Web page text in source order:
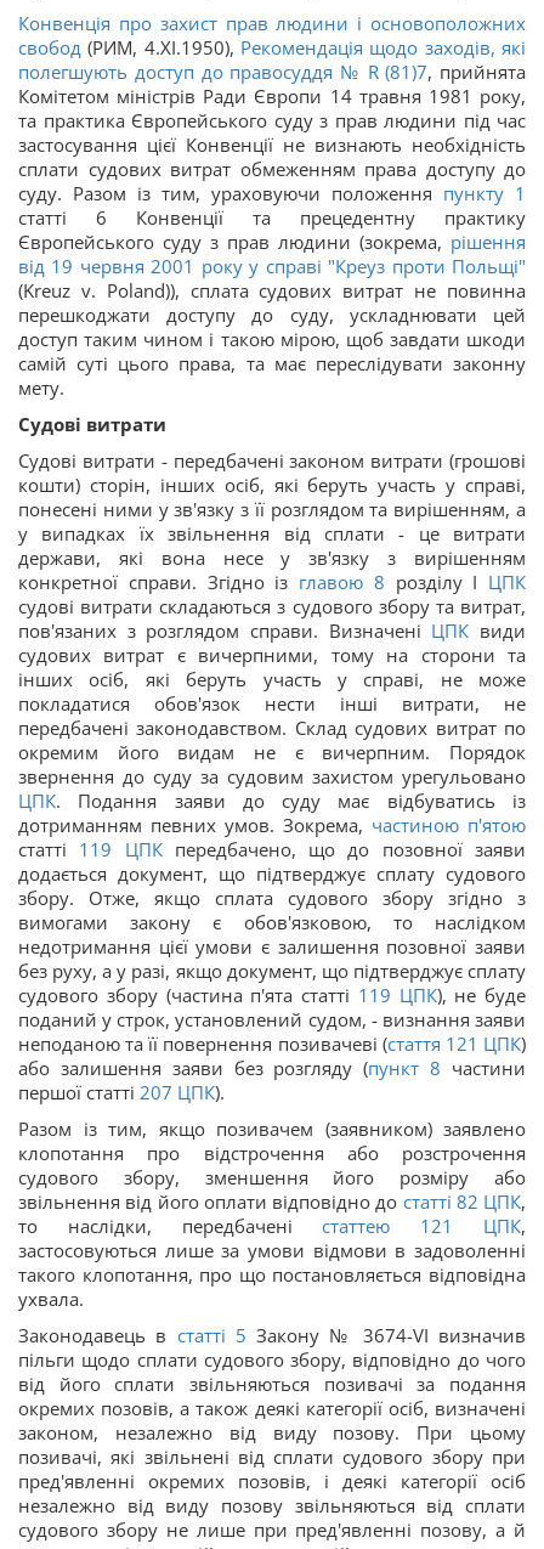
Конвенція про захист прав людини і основоположних
свобод (РИМ, 4.XI.1950), Рекомендація щодо заходів, які
полегшують доступ до правосуддя № R (81)7, прийнята
Комітетом міністрів Ради Європи 14 травня 1981 року,
та практика Європейського суду з прав людини під час
застосування цієї Конвенції не визнають необхідність
сплати судових витрат обмеженням права доступу до
суду. Разом із тим, ураховуючи положення пункту 1
статті 6 Конвенції та прецедентну практику
Європейського суду з прав людини (зокрема, рішення
від 19 червня 2001 року у справі "Креуз проти Польщі"
(Kreuz v. Poland)), сплата судових витрат не повинна
перешкоджати доступу до суду, ускладнювати цей
доступ таким чином і такою мірою, щоб завдати шкоди
самій суті цього права, та має переслідувати законну
мету.
Судові витрати
Судові витрати - передбачені законом витрати (грошові
кошти) сторін, інших осіб, які беруть участь у справі,
понесені ними у зв'язку з її розглядом та вирішенням, а
у випадках їх звільнення від сплати - це витрати
держави, які вона несе у зв'язку з вирішенням
конкретної справи. Згідно із главою 8 розділу I ЦПК
судові витрати складаються з судового збору та витрат,
пов'язаних з розглядом справи. Визначені ЦПК види
судових витрат є вичерпними, тому на сторони та
інших осіб, які беруть участь у справі, не може
покладатися обов'язок нести інші витрати, не
передбачені законодавством. Склад судових витрат по
окремим його видам не є вичерпним. Порядок
звернення до суду за судовим захистом урегульовано
ЦПК. Подання заяви до суду має відбуватись із
дотриманням певних умов. Зокрема, частиною п'ятою
статті 119 ЦПКпередбачено, що до позовної заяви
додається документ, що підтверджує сплату судового
збору. Отже, якщо сплата судового збору згідно з
вимогами закону є обов'язковою, то наслідком
недотримання цієї умови є залишення позовної заяви
без руху, а у разі, якщо документ, що підтверджує сплату
судового збору (частина п'ята статті 119 ЦПК), не буде
поданий у строк, установлений судом, - визнання заяви
неподаною та її повернення позивачеві (стаття 121 ЦПК)
або залишення заяви без розгляду (пункт 8 частини
першої статті 207 ЦПК).
Разом із тим, якщо позивачем (заявником) заявлено
клопотання про відстрочення або розстрочення
судового збору, зменшення його розміру або
звільнення від його оплати відповідно до статті 82 ЦПК,
то наслідки, передбаченістаттею 121 ЦПК,
застосовуються лише за умови відмови в задоволенні
такого клопотання, про що постановляється відповідна
ухвала.
Законодавець в статті 5 Закону № 3674-VI визначив
пільги щодо сплати судового збору, відповідно до чого
від його сплати звільняються позивачі за подання
окремих позовів, а також деякі категорії осіб, визначені
законом, незалежно від виду позову. При цьому
позивачі, які звільнені від сплати судового збору при
пред'явленні окремих позовів, і деякі категорії осіб
незалежно від виду позову звільняються від сплати
судового збору не лише при пред'явленні позову, а й